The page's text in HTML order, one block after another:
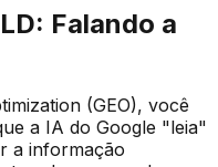
Falando a
(GEO), você
a IA do Google "leia"
a informação